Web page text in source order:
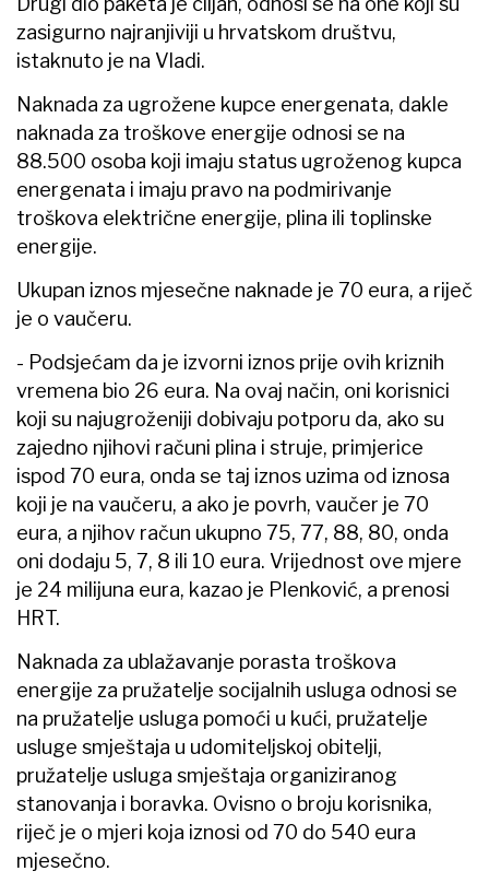
zasigurno najranjiviji u hrvatskom društvu,
istaknuto je na Vladi.
Naknada za ugrožene kupce energenata, dakle
naknada za troškove energije odnosi se na
88.500 osoba koji imaju status ugroženog kupca
energenata i imaju pravo na podmirivanje
troškova električne energije, plina ili toplinske
energije.
Ukupan iznos mjesečne naknade je 70 eura, a riječ
je o vaučeru.
- Podsjećam da je izvorni iznos prije ovih kriznih
vremena bio 26 eura. Na ovaj način, oni korisnici
koji su najugroženiji dobivaju potporu da, ako su
zajedno njihovi računi plina i struje, primjerice
ispod 70 eura, onda se taj iznos uzima od iznosa
koji je na vaučeru, a ako je povrh, vaučer je 70
eura, a njihov račun ukupno 75, 77, 88, 80, onda
oni dodaju 5, 7, 8 ili 10 eura. Vrijednost ove mjere
je 24 milijuna eura, kazao je Plenković, a prenosi
HRT.
Naknada za ublažavanje porasta troškova
energije za pružatelje socijalnih usluga odnosi se
na pružatelje usluga pomoći u kući, pružatelje
usluge smještaja u udomiteljskoj obitelji,
pružatelje usluga smještaja organiziranog
stanovanja i boravka. Ovisno o broju korisnika,
riječ je o mjeri koja iznosi od 70 do 540 eura
mjesečno.